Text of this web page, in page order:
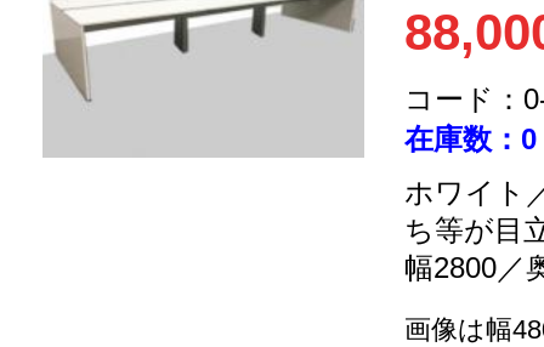
コード：
在庫数：0
ホワイト
ち等が目
幅2800／
画像は幅